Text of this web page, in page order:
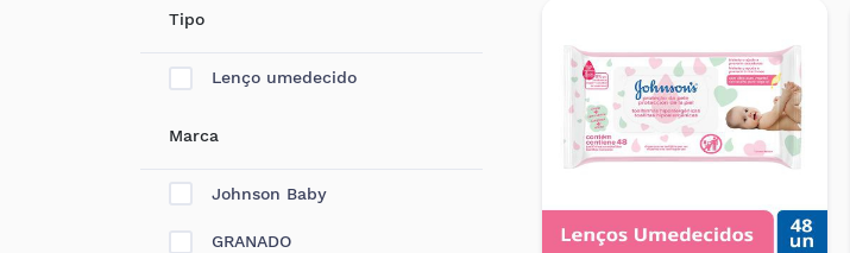
Tipo
Lenço umedecido
Marca
Johnson Baby
GRANADO